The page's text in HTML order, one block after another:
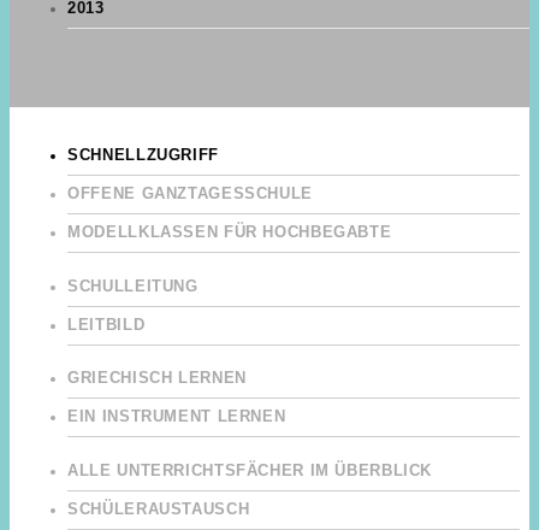
2013
SCHNELLZUGRIFF
OFFENE GANZTAGESSCHULE
MODELLKLASSEN FÜR HOCHBEGABTE
SCHULLEITUNG
LEITBILD
GRIECHISCH LERNEN
EIN INSTRUMENT LERNEN
ALLE UNTERRICHTSFÄCHER IM ÜBERBLICK
SCHÜLERAUSTAUSCH